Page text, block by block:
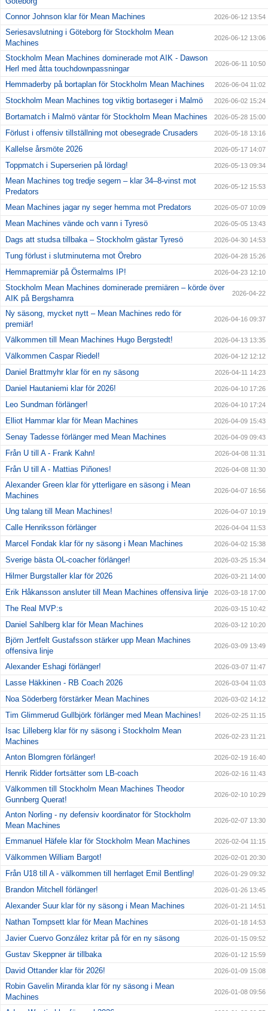
Connor Johnson klar för Mean Machines 2026-06-12 13:54
Seriesavslutning i Göteborg för Stockholm Mean
Machines
2026-06-12 13:06
Stockholm Mean Machines dominerade mot AIK - Dawson
Herl med åtta touchdownpassningar
2026-06-11 10:50
Hemmaderby på bortaplan för Stockholm Mean Machines 2026-06-04 11:02
Stockholm Mean Machines tog viktig bortaseger i Malmö 2026-06-02 15:24
Bortamatch i Malmö väntar för Stockholm Mean Machines 2026-05-28 15:00
Förlust i offensiv tillställning mot obesegrade Crusaders 2026-05-18 13:16
Kallelse årsmöte 2026 2026-05-17 14:07
Toppmatch i Superserien på lördag! 2026-05-13 09:34
Mean Machines tog tredje segern – klar 34–8-vinst mot
Predators
2026-05-12 15:53
Mean Machines jagar ny seger hemma mot Predators 2026-05-07 10:09
Mean Machines vände och vann i Tyresö 2026-05-05 13:43
Dags att studsa tillbaka – Stockholm gästar Tyresö 2026-04-30 14:53
Tung förlust i slutminuterna mot Örebro 2026-04-28 15:26
Hemmapremiär på Östermalms IP! 2026-04-23 12:10
Stockholm Mean Machines dominerade premiären – körde över
AIK på Bergshamra
2026-04-22
Ny säsong, mycket nytt – Mean Machines redo för
premiär!
2026-04-16 09:37
Välkommen till Mean Machines Hugo Bergstedt! 2026-04-13 13:35
Välkommen Caspar Riedel! 2026-04-12 12:12
Daniel Brattmyhr klar för en ny säsong 2026-04-11 14:23
Daniel Hautaniemi klar för 2026! 2026-04-10 17:26
Leo Sundman förlänger! 2026-04-10 17:24
Elliot Hammar klar för Mean Machines 2026-04-09 15:43
Senay Tadesse förlänger med Mean Machines 2026-04-09 09:43
Från U till A - Frank Kahn! 2026-04-08 11:31
Från U till A - Mattias Piñones! 2026-04-08 11:30
Alexander Green klar för ytterligare en säsong i Mean
Machines
2026-04-07 16:56
Ung talang till Mean Machines! 2026-04-07 10:19
Calle Henriksson förlänger 2026-04-04 11:53
Marcel Fondak klar för ny säsong i Mean Machines 2026-04-02 15:38
Sverige bästa OL-coacher förlänger! 2026-03-25 15:34
Hilmer Burgstaller klar för 2026 2026-03-21 14:00
Erik Håkansson ansluter till Mean Machines offensiva linje 2026-03-18 17:00
The Real MVP:s 2026-03-15 10:42
Daniel Sahlberg klar för Mean Machines 2026-03-12 10:20
Björn Jertfelt Gustafsson stärker upp Mean Machines
offensiva linje
2026-03-09 13:49
Alexander Eshagi förlänger! 2026-03-07 11:47
Lasse Häkkinen - RB Coach 2026 2026-03-04 11:03
Noa Söderberg förstärker Mean Machines 2026-03-02 14:12
Tim Glimmerud Gullbjörk förlänger med Mean Machines! 2026-02-25 11:15
Isac Lilleberg klar för ny säsong i Stockholm Mean
Machines
2026-02-23 11:21
Anton Blomgren förlänger! 2026-02-19 16:40
Henrik Ridder fortsätter som LB-coach 2026-02-16 11:43
Välkommen till Stockholm Mean Machines Theodor
Gunnberg Querat!
2026-02-10 10:29
Anton Norling - ny defensiv koordinator för Stockholm
Mean Machines
2026-02-07 13:30
Emmanuel Häfele klar för Stockholm Mean Machines 2026-02-04 11:15
Välkommen William Bargot! 2026-02-01 20:30
Från U18 till A - välkommen till herrlaget Emil Bentling! 2026-01-29 09:32
Brandon Mitchell förlänger! 2026-01-26 13:45
Alexander Suur klar för ny säsong i Mean Machines 2026-01-21 14:51
Nathan Tompsett klar för Mean Machines 2026-01-18 14:53
Javier Cuervo González kritar på för en ny säsong 2026-01-15 09:52
Gustav Skeppner är tillbaka 2026-01-12 15:59
David Ottander klar för 2026! 2026-01-09 15:08
Robin Gavelin Miranda klar för ny säsong i Mean
Machines
2026-01-08 09:56